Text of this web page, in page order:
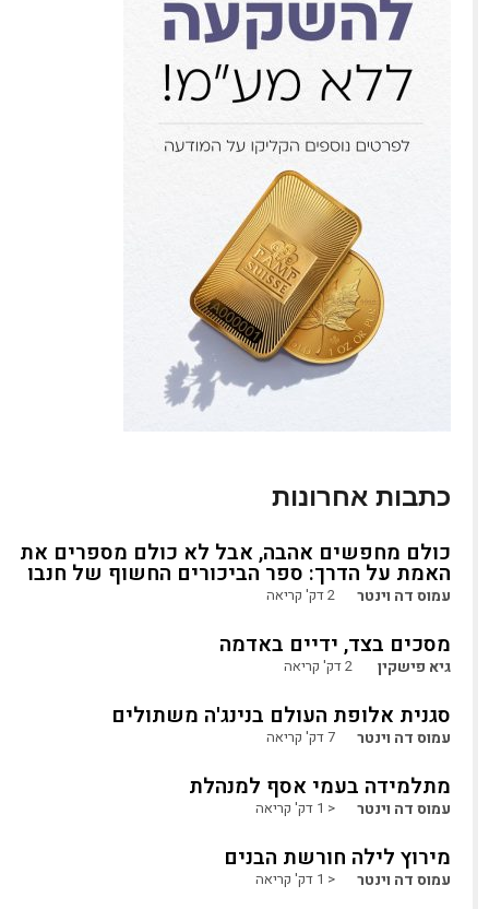
כתבות אחרונות
כולם מחפשים אהבה, אבל לא כולם מספרים את
האמת על הדרך: ספר הביכורים החשוף של חנבו
עמוס דה וינטר 2דק' קריאה
מסכים בצד, ידיים באדמה
גיא פישקין 2דק' קריאה
סגנית אלופת העולם בנינג'ה משתולים
עמוס דה וינטר 7דק' קריאה
מתלמידה בעמי אסף למנהלת
עמוס דה וינטר < 1 דק' קריאה
מירוץ לילה חורשת הבנים
עמוס דה וינטר < 1 דק' קריאה